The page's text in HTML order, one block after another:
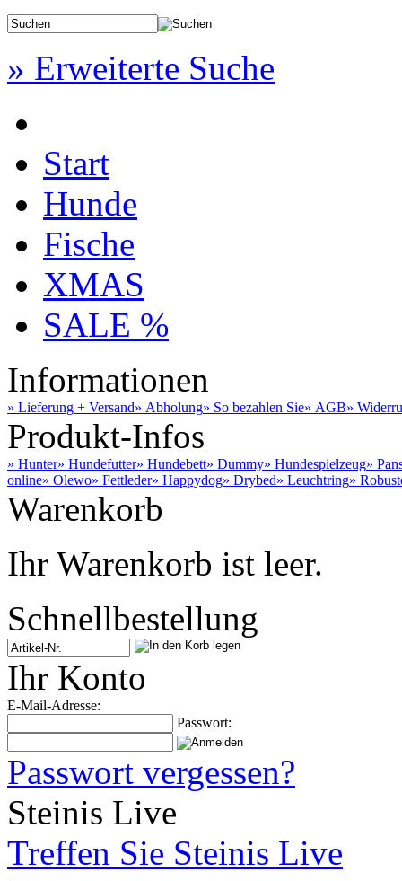
» Erweiterte Suche
Start
Hunde
Fische
XMAS
SALE %
Informationen
» Lieferung + Versand» Abholung» So bezahlen Sie» AGB»
Produkt-Infos
» Hunter» Hundefutter» Hundebett» Dummy» Hundespielzeug»
online» Olewo» Fettleder» Happydog» Drybed» Leuchtring»
Warenkorb
Ihr Warenkorb ist leer.
Schnellbestellung
Ihr Konto
E-Mail-Adresse:
Passwort:
Passwort vergessen?
Steinis Live
Treffen Sie Steinis Live